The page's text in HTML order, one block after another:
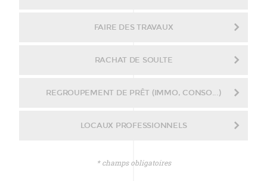
FAIRE DES TRAVAUX
RACHAT DE SOULTE
REGROUPEMENT DE PRÊT (IMMO, CONSO...)
LOCAUX PROFESSIONNELS
* champs obligatoires